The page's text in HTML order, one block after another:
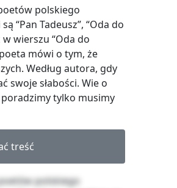
polskiego
“Pan Tadeusz”, “Oda do
w wierszu “Oda do
mówi o tym, że
Według autora, gdy
swoje słabości. Wie o
poradzimy tylko musimy
treść
polskiego